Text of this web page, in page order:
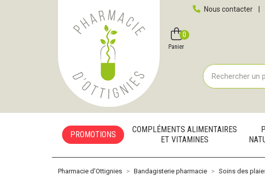
Pharmacie d'Ottignies Votre pharmacie en ligne à votre service
Nous contacter
Favoris Panier
0
PROMOTIONS
COMPLÉMENTS ALIMENTAIRES
ET VITAMINES
Pharmacie d'Ottignies Bandagisterie pharmacie Soins des